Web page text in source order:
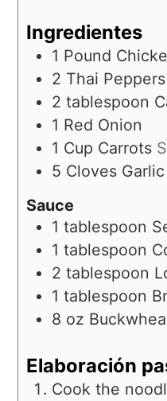
Ingredientes
1 Pound
2 Thai Peppers
2 tablespoon
1 Red Onion
1 Cup Carrots
5 Cloves Garlic
Sauce
1 tablespoon
1 tablespoon
2 tablespoon
1 tablespoon
8 oz
Elaboración
Cook the